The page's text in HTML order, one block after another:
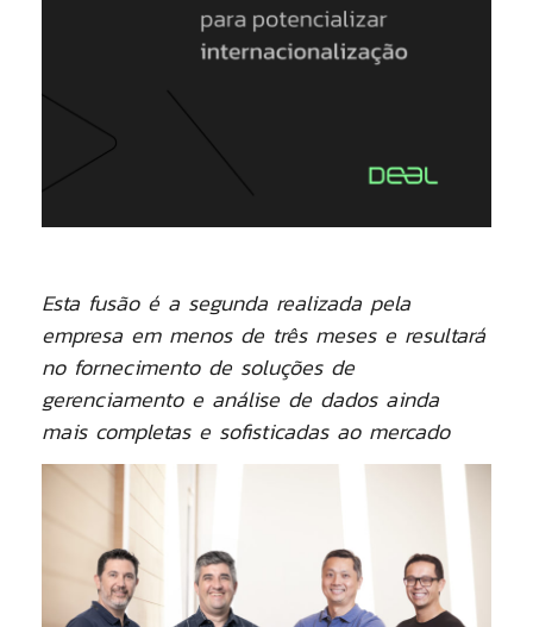
Esta fusão é a segunda realizada pela
empresa em menos de três meses e resultará
no fornecimento de soluções de
gerenciamento e análise de dados ainda
mais completas e sofisticadas ao mercado